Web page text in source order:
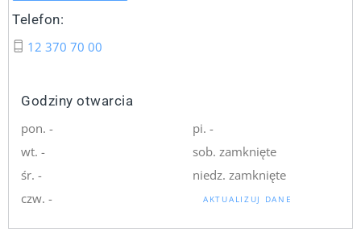
Telefon:
12 370 70 00
Godziny otwarcia
pon. -
wt. -
śr. -
czw. -
pi. -
sob. zamknięte
niedz. zamknięte
AKTUALIZUJ DANE